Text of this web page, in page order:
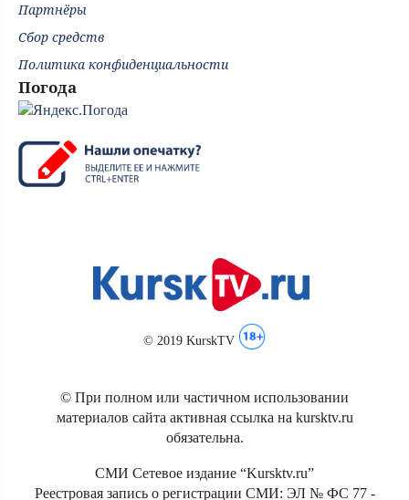
Партнёры
Сбор средств
Политика конфиденциальности
Погода
© 2019 KurskTV
© При полном или частичном использовании
материалов сайта активная ссылка на kursktv.ru
обязательна.
СМИ Сетевое издание “Kursktv.ru”
Реестровая запись о регистрации СМИ: ЭЛ № ФС 77 -